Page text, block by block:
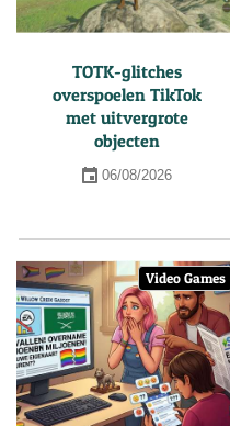
TOTK-glitches
overspoelen TikTok
met uitvergrote
objecten
06/08/2026
Video Games